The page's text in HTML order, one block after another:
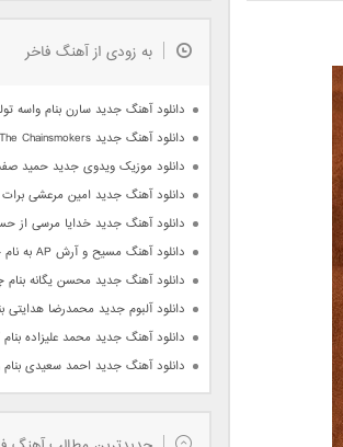
به زودی از آهنگ فاخر
دانلود آهنگ جدید سارن بنام واسه
دانلود آهنگ جدید The Chainsmokers و Emily Warren بنام Side Effects
دانلود موزیک ویدوی جدید حمید
دانلود آهنگ جدید امین مرعشی
دانلود آهنگ جدید خدایا مرسی از
دانلود آهنگ مسیح و آرش AP به نام خیلی دلم تنگه
دانلود آهنگ جدید محسن یگانه بنام
دانلود آلبوم جدید محمدرضا هدایتی
دانلود آهنگ جدید محمد علیزاده بنام
دانلود آهنگ جدید احمد سعیدی